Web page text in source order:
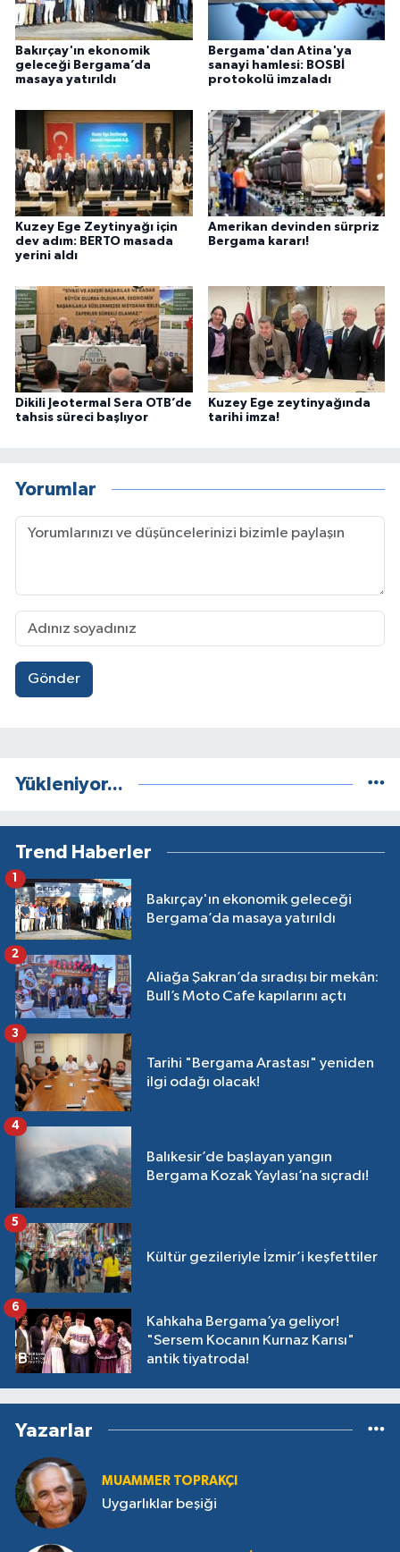
Bakırçay'ın ekonomik
geleceği Bergama’da
masaya yatırıldı
Bergama'dan Atina'ya
sanayi hamlesi: BOSBİ
protokolü imzaladı
Kuzey Ege Zeytinyağı için
dev adım: BERTO masada
yerini aldı
Amerikan devinden sürpriz
Bergama kararı!
Dikili Jeotermal Sera OTB’de
tahsis süreci başlıyor
Kuzey Ege zeytinyağında
tarihi imza!
Yorumlar
Gönder
Yükleniyor...
Trend Haberler
Bakırçay'ın ekonomik geleceği
Bergama’da masaya yatırıldı
1
Aliağa Şakran’da sıradışı bir mekân:
Bull’s Moto Cafe kapılarını açtı
2
Tarihi "Bergama Arastası" yeniden
ilgi odağı olacak!
3
Balıkesir’de başlayan yangın
Bergama Kozak Yaylası’na sıçradı!
4
Kültür gezileriyle İzmir’i keşfettiler
5
Kahkaha Bergama’ya geliyor!
"Sersem Kocanın Kurnaz Karısı"
antik tiyatroda!
6
Yazarlar
MUAMMER TOPRAKÇI
Uygarlıklar beşiği